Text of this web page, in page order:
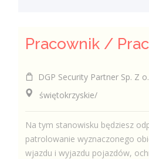
DGP Security Partner Sp. Z
świętokrzyskie/
Na tym stanowisku będziesz
patrolowanie wyznaczonego
wjazdu i wyjazdu pojazdów,